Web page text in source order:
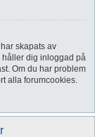
skapats av
håller dig inloggad på
Om du har problem
alla forumcookies.